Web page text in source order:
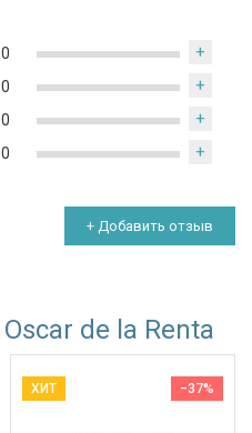
0 +
0 +
0 +
0 +
+ Добавить отзыв
Oscar de la Renta
−37%
ХИТ